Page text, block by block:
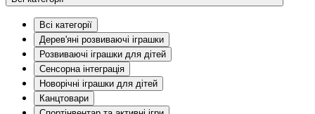
Всі категорії
Дерев'яні розвиваючі іграшки
Розвиваючі іграшки для дітей
Сенсорна інтеграція
Новорічні іграшки для дітей
Канцтовари